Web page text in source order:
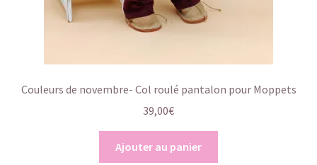
Couleurs de novembre- Col roulé pantalon pour Moppets
39,00€
Ajouter au panier